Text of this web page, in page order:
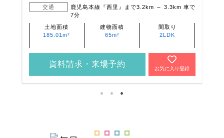
交通 鹿児島本線『宇土』まで3.8km ～ 3.8km 他
土地面積
192.9m²
建物面積
99.37m²
間取り
4LDK
資料請求・来場予約
お気に入り登録